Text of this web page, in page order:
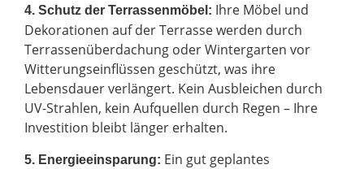
4. Schutz der Terrassenmöbel: Ihre Möbel und
Dekorationen auf der Terrasse werden durch
Terrassenüberdachung oder Wintergarten vor
Witterungseinflüssen geschützt, was ihre
Lebensdauer verlängert. Kein Ausbleichen durch
UV-Strahlen, kein Aufquellen durch Regen – Ihre
Investition bleibt länger erhalten.
5. Energieeinsparung: Ein gut geplantes